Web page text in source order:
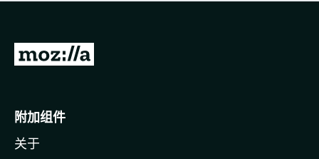
无
转
o
i
附加组件
关于